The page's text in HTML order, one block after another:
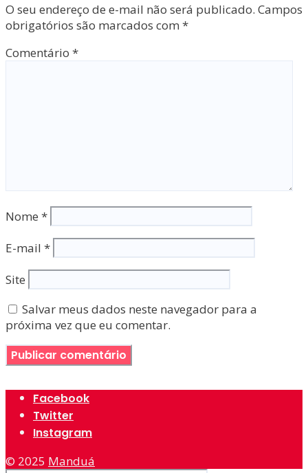
O seu endereço de e-mail não será publicado. Campos
obrigatórios são marcados com *
Comentário *
Nome *
E-mail *
Site
Salvar meus dados neste navegador para a
próxima vez que eu comentar.
Facebook
Twitter
Instagram
© 2025 Manduá